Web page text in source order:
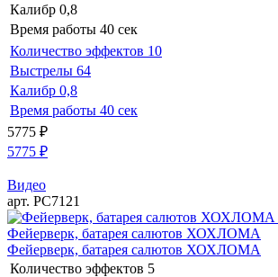
Калибр 0,8
Время работы 40 сек
Количество эффектов 10
Выстрелы 64
Калибр 0,8
Время работы 40 сек
5775 ₽
5775 ₽
Видео
арт. РС7121
Фейерверк, батарея салютов ХОХЛОМА
Фейерверк, батарея салютов ХОХЛОМА
Количество эффектов 5